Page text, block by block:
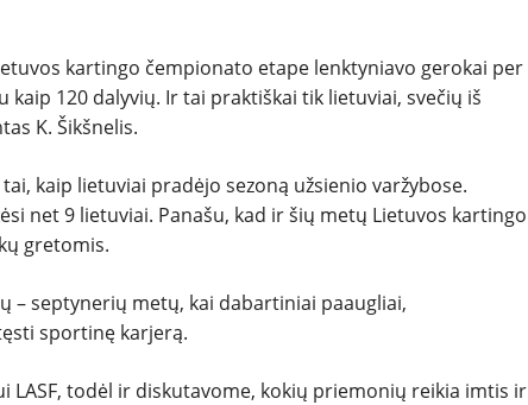
kartingo čempionato etape lenktyniavo gerokai per
120 dalyvių. Ir tai praktiškai tik lietuviai, svečių iš
K. Šikšnelis.
kaip lietuviai pradėjo sezoną užsienio varžybose.
net 9 lietuviai. Panašu, kad ir šių metų Lietuvos kartingo
gretomis.
– septynerių metų, kai dabartiniai paaugliai,
sportinę karjerą.
todėl ir diskutavome, kokių priemonių reikia imtis ir